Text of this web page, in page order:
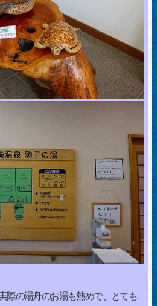
際の湯舟のお湯も熱めで、とても